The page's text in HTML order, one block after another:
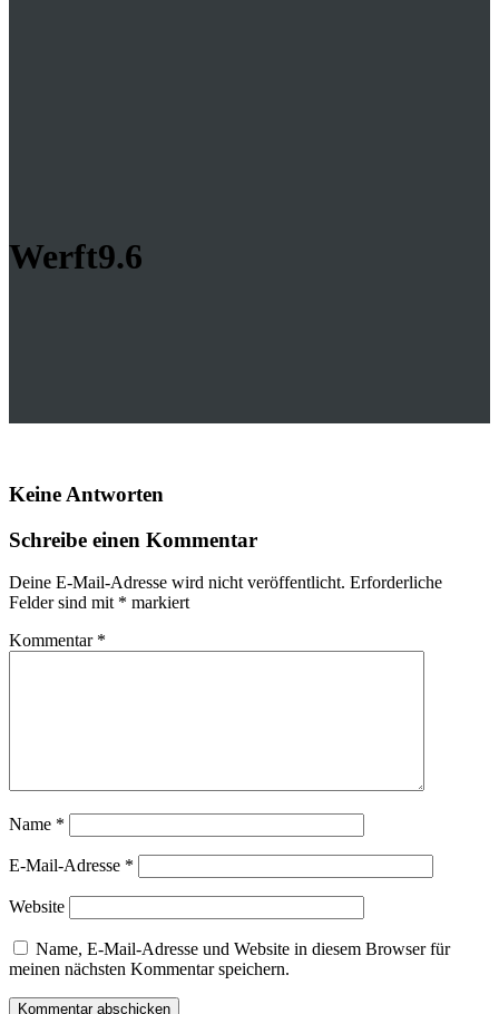
Werft9.6
Keine Antworten
Schreibe einen Kommentar
Deine E-Mail-Adresse wird nicht veröffentlicht. Erforderliche
Felder sind mit * markiert
Kommentar *
Name *
E-Mail-Adresse *
Website
Name, E-Mail-Adresse und Website in diesem Browser für
meinen nächsten Kommentar speichern.